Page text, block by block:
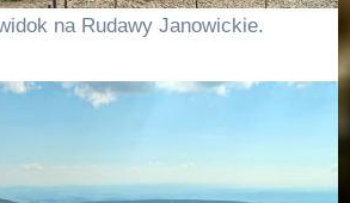
na Rudawy Janowickie.